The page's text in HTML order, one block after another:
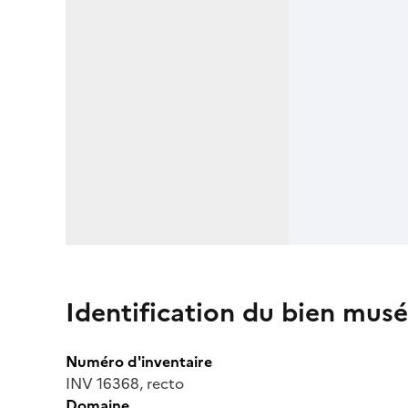
Identification du bien
Numéro d'inventaire
INV 16368, recto